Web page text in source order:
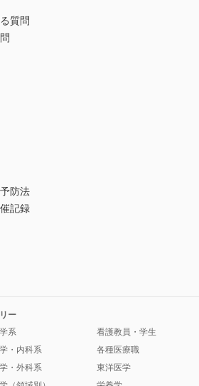
質問
防法
記録
ー
系
・内科系
・外科系
看護教員・学生
各種医療職
東洋医学